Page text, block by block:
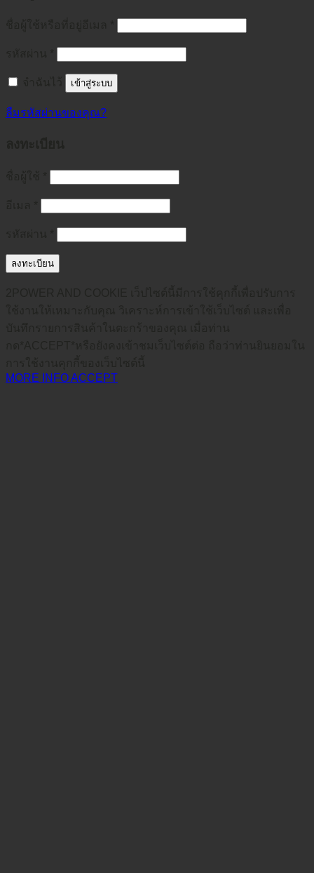
เข้าสู่ระบบ
ลืมรหัสผ่านของคุณ?
ลงทะเบียน
MORE INFOACCEPT